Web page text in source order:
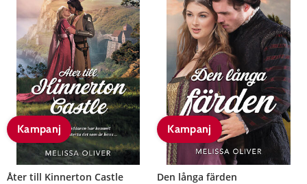
Kampanj
Åter till Kinnerton Castle
Kampanj
Den långa färden